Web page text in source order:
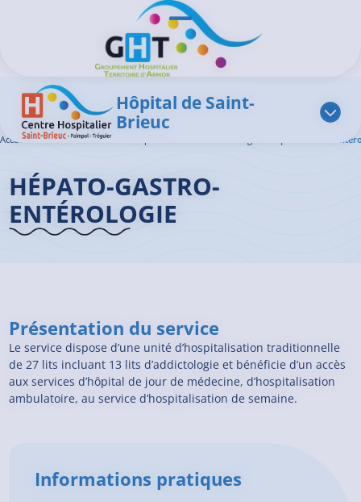
Ouvrir/Fermer le menu
Hôpital de Saint-
Brieuc
Accueil GHT>L'offre de soins Hépato-Gastro-
HÉPATO-GASTRO-
ENTÉROLOGIE
Présentation du service
Le service dispose d’une unité d’hospitalisation traditionnelle
de 27 lits incluant 13 lits d’addictologie et bénéficie d’un accès
aux services d’hôpital de jour de médecine, d’hospitalisation
ambulatoire, au service d’hospitalisation de semaine.
Informations pratiques
Panneau de gestion des cookies